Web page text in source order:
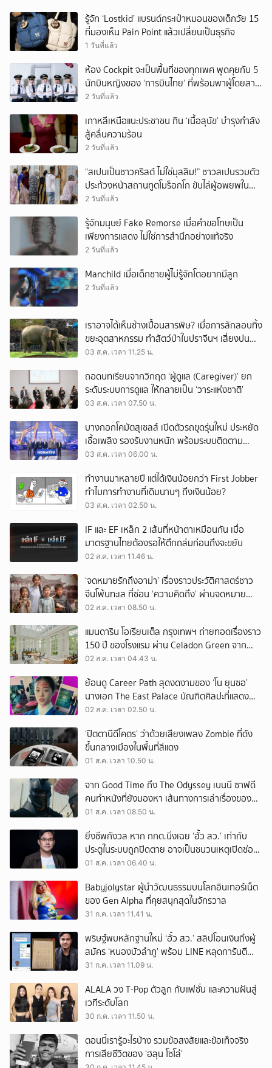
รู้จัก ‘Lostkid’ แบรนด์กระเป๋าหมอนของเด็กวัย 15
ที่มองเห็น Pain Point แล้วเปลี่ยนเป็นธุรกิจ
1 วันที่แล้ว
ห้อง Cockpit จะเป็นพื้นที่ของทุกเพศ พูดคุยกับ 5
นักบินหญิงของ ‘การบินไทย’ ที่พร้อมพาผู้โดยสาร
บินไปทั่วโลก
2 วันที่แล้ว
เกาหลีเหนือแนะประชาชน กิน ‘เนื้อสุนัข’ บำรุงกำลัง
สู้คลื่นความร้อน
2 วันที่แล้ว
“สเปนเป็นชาวคริสต์ ไม่ใช่มุสลิม!” ชาวสเปนรวมตัว
ประท้วงหน้าสถานทูตโมร็อกโก ขับไล่ผู้อพยพใน
เมืองเซวตาออกนอกประเทศ
2 วันที่แล้ว
รู้จักมนุษย์ Fake Remorse เมื่อคำขอโทษเป็น
เพียงการแสดง ไม่ใช่การสำนึกอย่างแท้จริง
2 วันที่แล้ว
Manchild เมื่อเด็กชายผู้ไม่รู้จักโตอยากมีลูก
2 วันที่แล้ว
เราอาจได้เห็นช้างเปื้อนสารพิษ? เมื่อการลักลอบทิ้ง
ขยะอุตสาหกรรม ทำสัตว์ป่าในปราจีนฯ เสี่ยงปน
เปื้อน
03 ส.ค. เวลา 11.25 น.
ถอดบทเรียนจากวิกฤต ‘ผู้ดูแล (Caregiver)’ ยก
ระดับระบบการดูแล ให้กลายเป็น ‘วาระแห่งชาติ’
03 ส.ค. เวลา 07.50 น.
บางกอกโคมัตสุเซลส์ เปิดตัวรถขุดรุ่นใหม่ ประหยัด
เชื้อเพลิง รองรับงานหนัก พร้อมระบบติดตาม
เครื่องจักรผ่านดาวเทียม
03 ส.ค. เวลา 06.00 น.
ทำงานมาหลายปี แต่ได้เงินน้อยกว่า First Jobber
ทำไมการทำงานที่เดิมนานๆ ถึงเงินน้อย?
03 ส.ค. เวลา 02.50 น.
IF และ EF เหล็ก 2 เส้นที่หน้าตาเหมือนกัน เมื่อ
มาตรฐานไทยต้องรอให้ตึกถล่มก่อนถึงจะขยับ
02 ส.ค. เวลา 11.46 น.
‘จดหมายรักถึงอาม่า’ เรื่องราวประวัติศาสตร์ชาว
จีนโพ้นทะเล ที่ซ่อน ‘ความคิดถึง’ ผ่านจดหมาย
‘โพยก๊วน’
02 ส.ค. เวลา 08.50 น.
แมนดาริน โอเรียนเต็ล กรุงเทพฯ ถ่ายทอดเรื่องราว
150 ปี ของโรงแรม ผ่าน Celadon Green จาก
เครื่องศิลาดล
02 ส.ค. เวลา 04.43 น.
ย้อนดู Career Path สุดงดงามของ ‘โน ยุนซอ’
นางเอก The East Palace บัณฑิตศิลปะที่แสดง
เรื่องไหนก็ปัง
02 ส.ค. เวลา 02.50 น.
‘ปัตตานีดีโคตร’ ว่าด้วยเสียงเพลง Zombie ที่ดัง
ขึ้นกลางเมืองในพื้นที่สีแดง
01 ส.ค. เวลา 10.50 น.
จาก Good Time ถึง The Odyssey เบนนี ซาฟดี
คนทำหนังที่ยังมองหา เส้นทางการเล่าเรื่องของตัว
เอง
01 ส.ค. เวลา 08.50 น.
ยิ่งชีพกังวล หาก กกต.นิ่งเฉย ‘ฮั้ว สว.’ เท่ากับ
ประตูในระบบถูกปิดตาย อาจเป็นชนวนเหตุเปิดช่อง
‘ลงถนน’
01 ส.ค. เวลา 06.40 น.
Babyjolystar ผู้นำวัฒนธรรมบนโลกอินเทอร์เน็ต
ของ Gen Alpha ที่คุยสนุกสุดในจักรวาล
31 ก.ค. เวลา 11.41 น.
พริษฐ์พบหลักฐานใหม่ ‘ฮั้ว สว.’ สลิปโอนเงินถึงผู้
สมัคร ‘หนองบัวลำภู’ พร้อม LINE หลุดการันตี
ตำแหน่ง
31 ก.ค. เวลา 11.09 น.
ALALA วง T-Pop ตัวลูก กับแฟชั่น และความฝันสู่
เวทีระดับโลก
30 ก.ค. เวลา 11.50 น.
ตอนนี้เรารู้อะไรบ้าง รวมข้อสงสัยและข้อเท็จจริง
การเสียชีวิตของ ‘ฮลุน โซโล่’